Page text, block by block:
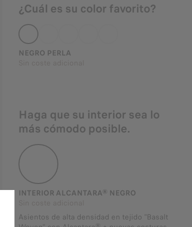
¿Cuál es su color favorito?
NEGRO PERLA
Haga que su interior sea lo
más cómodo posible.
INTERIOR ALCANTARA® NEGRO
Asientos de alta densidad en tejido "Basalt